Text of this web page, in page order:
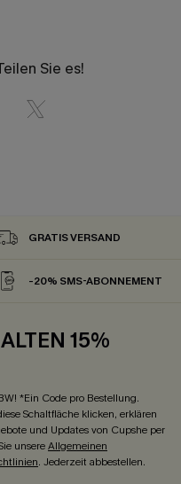
Sie es!
GRATIS VERSAND
-20% SMS-ABONNEMENT
15%
*Ein Code pro Bestellung.
Schaltfläche klicken, erklären
und Updates von Cupshe per
unsereAllgemeinen
. Jederzeit abbestellen.